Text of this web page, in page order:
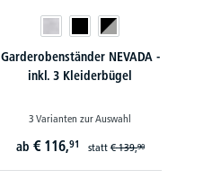
Garderobenständer NEVADA -
inkl. 3 Kleiderbügel
3 Varianten zur Auswahl
ab € 116,91 statt€ 139,90